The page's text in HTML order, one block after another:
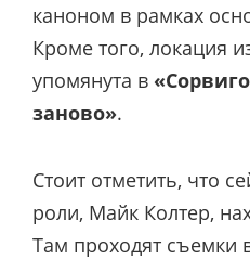
каноном в рамках
Кроме того, локация
упомянута в
заново».
Стоит отметить, что
роли, Майк Колтер,
Там проходят съемки